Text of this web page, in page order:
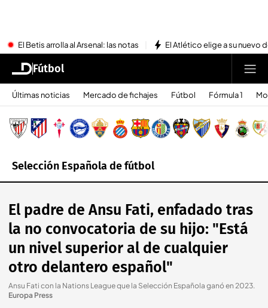
El Betis arrolla al Arsenal: las notas El Atlético elige a su nuevo
Fútbol
Últimas noticias Mercado de fichajes Fútbol Fórmula 1
Selección Española de fútbol
El padre de Ansu Fati, enfadado tras
la no convocatoria de su hijo: "Está
un nivel superior al de cualquier
otro delantero español"
Ansu Fati con la Nations League que la Selección Española ganó en 2023.
Europa Press